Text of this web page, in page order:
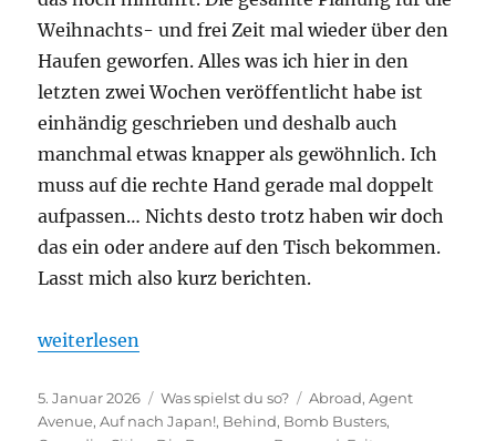
Weihnachts- und frei Zeit mal wieder über den
Haufen geworfen. Alles was ich hier in den
letzten zwei Wochen veröffentlicht habe ist
einhändig geschrieben und deshalb auch
manchmal etwas knapper als gewöhnlich. Ich
muss auf die rechte Hand gerade mal doppelt
aufpassen… Nichts desto trotz haben wir doch
das ein oder andere auf den Tisch bekommen.
Lasst mich also kurz berichten.
„Was spielst du so? – Dezember 2025“
weiterlesen
Veröffentlicht
am
5. Januar 2026 Kategorien
Was spielst du so? Schlagwörter
Abroad,Agent
Avenue,Auf nach Japan!, Behind, Bomb Busters,